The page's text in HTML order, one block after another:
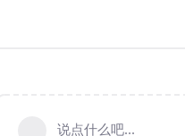
说点什么吧...